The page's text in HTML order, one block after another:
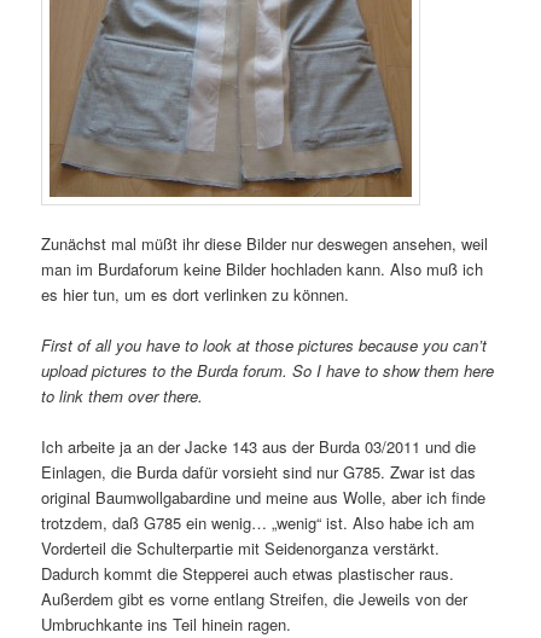
Zunächst mal müßt ihr diese Bilder nur deswegen ansehen, weil
man im Burdaforum keine Bilder hochladen kann. Also muß ich
es hier tun, um es dort verlinken zu können.
First of all you have to look at those pictures because you can’t
upload pictures to the Burda forum. So I have to show them here
to link them over there.
Ich arbeite ja an der Jacke 143 aus der Burda 03/2011 und die
Einlagen, die Burda dafür vorsieht sind nur G785. Zwar ist das
original Baumwollgabardine und meine aus Wolle, aber ich finde
trotzdem, daß G785 ein wenig… „wenig“ ist. Also habe ich am
Vorderteil die Schulterpartie mit Seidenorganza verstärkt.
Dadurch kommt die Stepperei auch etwas plastischer raus.
Außerdem gibt es vorne entlang Streifen, die Jeweils von der
Umbruchkante ins Teil hinein ragen.